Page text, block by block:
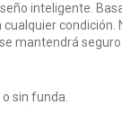
inteligente.
condición.
mantendrá
sin funda.